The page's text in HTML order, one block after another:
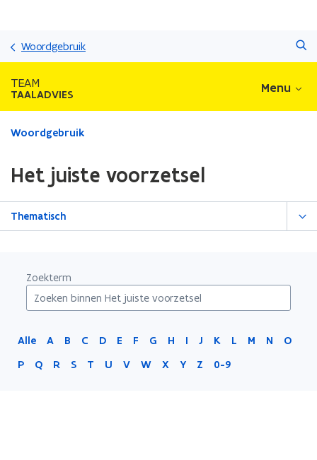
Woordgebruik
TEAM
TAALADVIES Menu
Gedaan
zich
op:
Het
Woordgebruik
Het juiste voorzetsel
Thematisch
Zoekterm
Alle A B C D E F G H I J K L M N
O
P
Q R S T U V W X Y Z 0-9